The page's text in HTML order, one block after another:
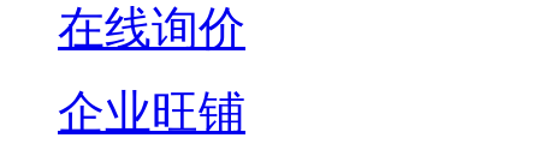
在线询价
企业旺铺